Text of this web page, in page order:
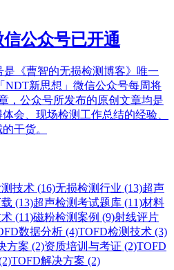
信公众号已开通
是《曹智的无损检测博客》唯一
NDT新思想」微信公众号每周将
，公众号所发布的原创文章均是
会、现场检测工作总结的经验、
干货。
技术 (16)无损检测行业 (13)超声
(13)超声检测考试题库 (11)材料
(11)磁粉检测案例 (9)射线评片
数据分析 (4)TOFD检测技术 (3)
方案 (2)资质培训与考证 (2)TOFD
TOFD解决方案 (2)